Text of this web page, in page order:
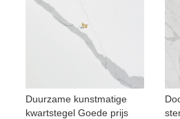
Duurzame kunstmatige
kwartstegel Goede prijs